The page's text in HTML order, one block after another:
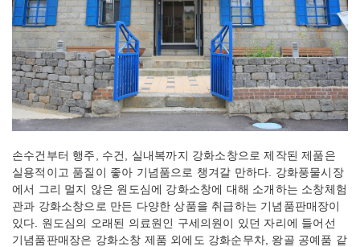
손수건부터 행주, 수건, 실내복까지 강화소창으로 제작된 제품은
실용적이고 품질이 좋아 기념품으로 챙겨갈 만하다. 강화풍물시장
에서 그리 멀지 않은 원도심에 강화소창에 대해 소개하는 소창체험
관과 강화소창으로 만든 다양한 상품을 취급하는 기념품판매장이
있다. 원도심의 오래된 의료원인 구세의원이 있던 자리에 들어선
기념품판매장은 강화소창 제품 외에도 강화순무차, 왕골 공예품 같